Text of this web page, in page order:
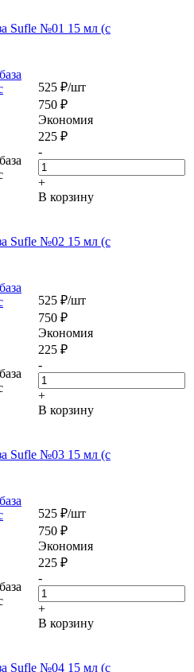
Sufle №01 15 мл (с
525 ₽/шт
750 ₽
Экономия
225 ₽
-
+
В корзину
Sufle №02 15 мл (с
525 ₽/шт
750 ₽
Экономия
225 ₽
-
+
В корзину
Sufle №03 15 мл (с
525 ₽/шт
750 ₽
Экономия
225 ₽
-
+
В корзину
Sufle №04 15 мл (с